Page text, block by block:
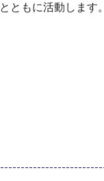
ともに活動します。